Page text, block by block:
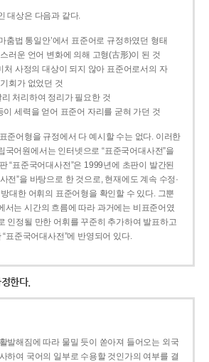
대상은 다음과 같다.
춤법 통일안’에서 표준어로 규정하였던 형태
러운 언어 변화에 의해 고형(古形)이 된 것
처 사정의 대상이 되지 않아 표준어로서의 자
회가 없었던 것
처리하여 정리가 필요한 것
이 세력을 얻어 표준어 자리를 굳혀 가던 것
준어형을 규정에서 다 예시할 수는 없다. 이러한
국어원에서는 인터넷으로 “표준국어대사전”을
“표준국어대사전”은 1999년에 초판이 발간된
전”을 바탕으로 한 것으로, 현재에도 계속 수정·
대한 어휘의 표준어형을 확인할 수 있다. 그뿐
서는 시간의 흐름에 따라 과거에는 비표준어였
인정될 만한 어휘를 꾸준히 추가하여 발표하고
표준국어대사전”에 반영되어 있다.
한다.
발해짐에 따라 물밀 듯이 쏟아져 들어오는 외국
하여 국어의 일부로 수용할 것인가의 여부를 결